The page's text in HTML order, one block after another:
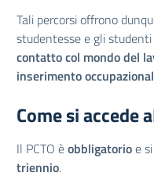
Tali percorsi offrono
studentesse e gli
contatto col mondo del
inserimento
Come si accede
Il PCTO èobbligatorioe
triennio.